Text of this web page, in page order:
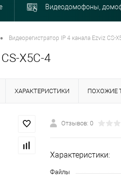
Видеодомофоны,
• Видеорегистратор IP 4 канала Ezviz CS-
X5C-4
ХАРАКТЕРИСТИКИ ПОХОЖИЕ
Отзывов: 0
Характеристики:
Файлы